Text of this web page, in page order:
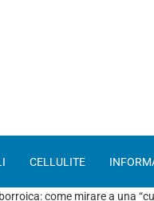
CELLULITE
come mirare a una